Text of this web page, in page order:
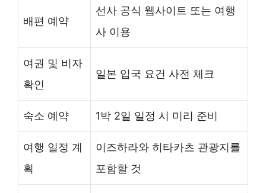
배편 예약
선사 공식 웹사이트 또는 여행
사 이용
여권 및 비자
확인
일본 입국 요건 사전 체크
숙소 예약 1박 2일 일정 시 미리 준비
여행 일정 계
획
이즈하라와 히타카츠 관광지를
포함할 것